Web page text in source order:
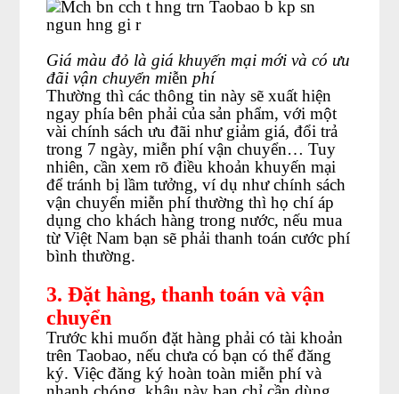
Giá màu đỏ là giá khuyến mại mới và có ưu
đãi vận chuyển miễn phí
Thường thì các thông tin này sẽ xuất hiện
ngay phía bên phải của sản phẩm, với một
vài chính sách ưu đãi như giảm giá, đổi trả
trong 7 ngày, miễn phí vận chuyển… Tuy
nhiên, cần xem rõ điều khoản khuyến mại
để tránh bị lầm tưởng, ví dụ như chính sách
vận chuyển miễn phí thường thì họ chí áp
dụng cho khách hàng trong nước, nếu mua
từ Việt Nam bạn sẽ phải thanh toán cước phí
bình thường.
3. Đặt hàng, thanh toán và vận
chuyển
Trước khi muốn đặt hàng phải có tài khoản
trên Taobao, nếu chưa có bạn có thể đăng
ký. Việc đăng ký hoàn toàn miễn phí và